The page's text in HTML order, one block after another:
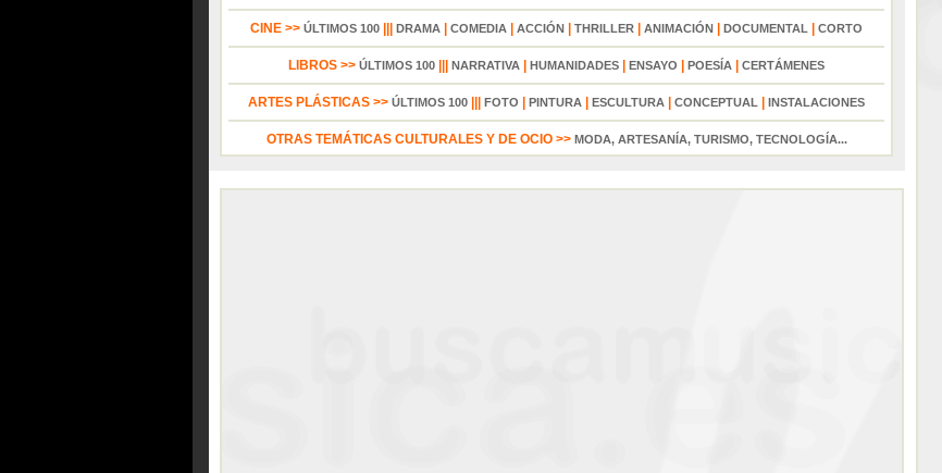
CINE >> ÚLTIMOS 100 DRAMA COMEDIA ACCIÓN THRILLER ANIMACIÓN DOCUMENTAL CORTO
LIBROS >> ÚLTIMOS 100 NARRATIVA HUMANIDADES ENSAYO POESÍA CERTÁMENES
ARTES PLÁSTICAS >> ÚLTIMOS 100 FOTO PINTURA ESCULTURA CONCEPTUAL INSTALACIONES
OTRAS TEMÁTICAS CULTURALES Y DE OCIO >> MODA, ARTESANÍA, TURISMO, TECNOLOGÍA...